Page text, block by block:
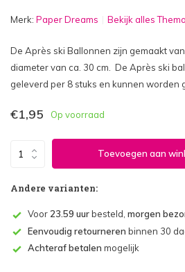
Merk: Paper Dreams Bekijk alles
De Après ski Ballonnen zijn gemaakt
diameter van ca. 30 cm. De Après ski
geleverd per 8 stuks en kunnen worden
€1,95 Op voorraad
Toevoegen aan
Andere varianten:
Voor 23.59 uurbesteld, morgen
Eenvoudig retourneren binnen 30
Achteraf betalen mogelijk